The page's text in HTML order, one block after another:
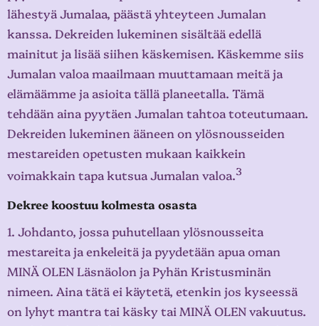
lähestyä Jumalaa, päästä yhteyteen Jumalan
kanssa. Dekreiden lukeminen sisältää edellä
mainitut ja lisää siihen käskemisen. Käskemme siis
Jumalan valoa maailmaan muuttamaan meitä ja
elämäämme ja asioita tällä planeetalla. Tämä
tehdään aina pyytäen Jumalan tahtoa toteutumaan.
Dekreiden lukeminen ääneen on ylösnousseiden
mestareiden opetusten mukaan kaikkein
voimakkain tapa kutsua Jumalan valoa.3
Dekree koostuu kolmesta osasta
1. Johdanto, jossa puhutellaan ylösnousseita
mestareita ja enkeleitä ja pyydetään apua oman
MINÄ OLEN Läsnäolon ja Pyhän Kristusminän
nimeen. Aina tätä ei käytetä, etenkin jos kyseessä
on lyhyt mantra tai käsky tai MINÄ OLEN vakuutus.